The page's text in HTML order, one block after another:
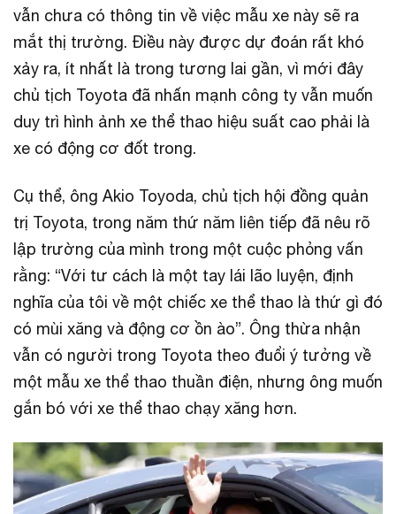
vẫn chưa có thông tin về việc mẫu xe này sẽ ra
mắt thị trường. Điều này được dự đoán rất khó
xảy ra, ít nhất là trong tương lai gần, vì mới đây
chủ tịch Toyota đã nhấn mạnh công ty vẫn muốn
duy trì hình ảnh xe thể thao hiệu suất cao phải là
xe có động cơ đốt trong.
Cụ thể, ông Akio Toyoda, chủ tịch hội đồng quản
trị Toyota, trong năm thứ năm liên tiếp đã nêu rõ
lập trường của mình trong một cuộc phỏng vấn
rằng: “Với tư cách là một tay lái lão luyện, định
nghĩa của tôi về một chiếc xe thể thao là thứ gì đó
có mùi xăng và động cơ ồn ào”. Ông thừa nhận
vẫn có người trong Toyota theo đuổi ý tưởng về
một mẫu xe thể thao thuần điện, nhưng ông muốn
gắn bó với xe thể thao chạy xăng hơn.